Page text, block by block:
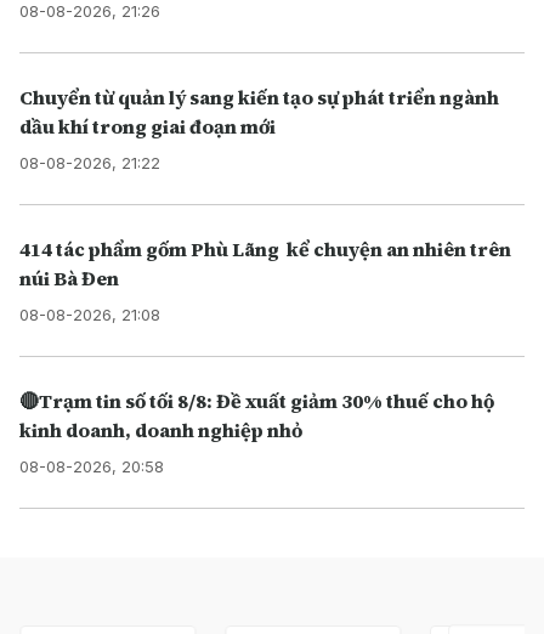
08-08-2026, 21:26
Chuyển từ quản lý sang kiến tạo sự phát triển ngành
dầu khí trong giai đoạn mới
08-08-2026, 21:22
414 tác phẩm gốm Phù Lãng kể chuyện an nhiên trên
núi Bà Đen
08-08-2026, 21:08
🔴Trạm tin số tối 8/8: Đề xuất giảm 30% thuế cho hộ
kinh doanh, doanh nghiệp nhỏ
08-08-2026, 20:58